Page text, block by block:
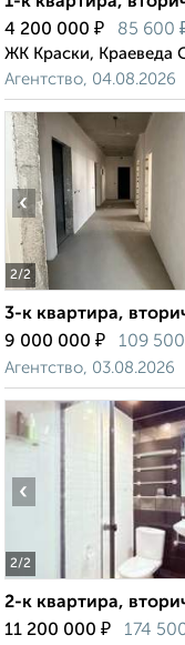
4 200 000 ₽ 85 600
ЖК Краски, Краеведа
Агентство, 04.08.2026
2/2
‹
3-к квартира,
9 000 000 ₽ 109 500
Агентство, 03.08.2026
2/2
‹
2-к квартира,
11 200 000 ₽ 174